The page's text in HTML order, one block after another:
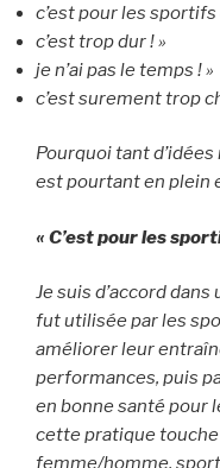
c’est pour les sportifs
c’est trop dur ! »
je n’ai pas le temps ! »
c’est surement trop
Pourquoi tant
est pourtant en plein
« C’est pour les
Je suis d’accord
fut utilisée par les
améliorer leur
performances, puis
en bonne santé pour
cette pratique
femme/homme,